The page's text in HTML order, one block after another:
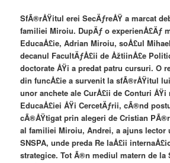
SfÃ®rÅŸitul erei SecÄƒreÅŸ a marcat
familiei Miroiu. DupÄƒ o experienÅ£Äƒ
EducaÅ£ie, Adrian Miroiu, soÅ£ul
decanul FacultÄƒÅ£ii de ÅžtiinÅ£e
doctorate ÅŸi a predat patru cursuri. O
din funcÅ£ie a survenit la sfÃ®rÅŸitul
unor anchete ale CurÅ£ii de Conturi
EducaÅ£iei ÅŸi CercetÄƒrii, cÃ®nd
cÃ®ÅŸtigat prin alegeri de Cristian
al familiei Miroiu, Andrei, a ajuns lector
SNSPA, unde preda Re laÅ£ii
strategice. Tot Ã®n mediul matern de la